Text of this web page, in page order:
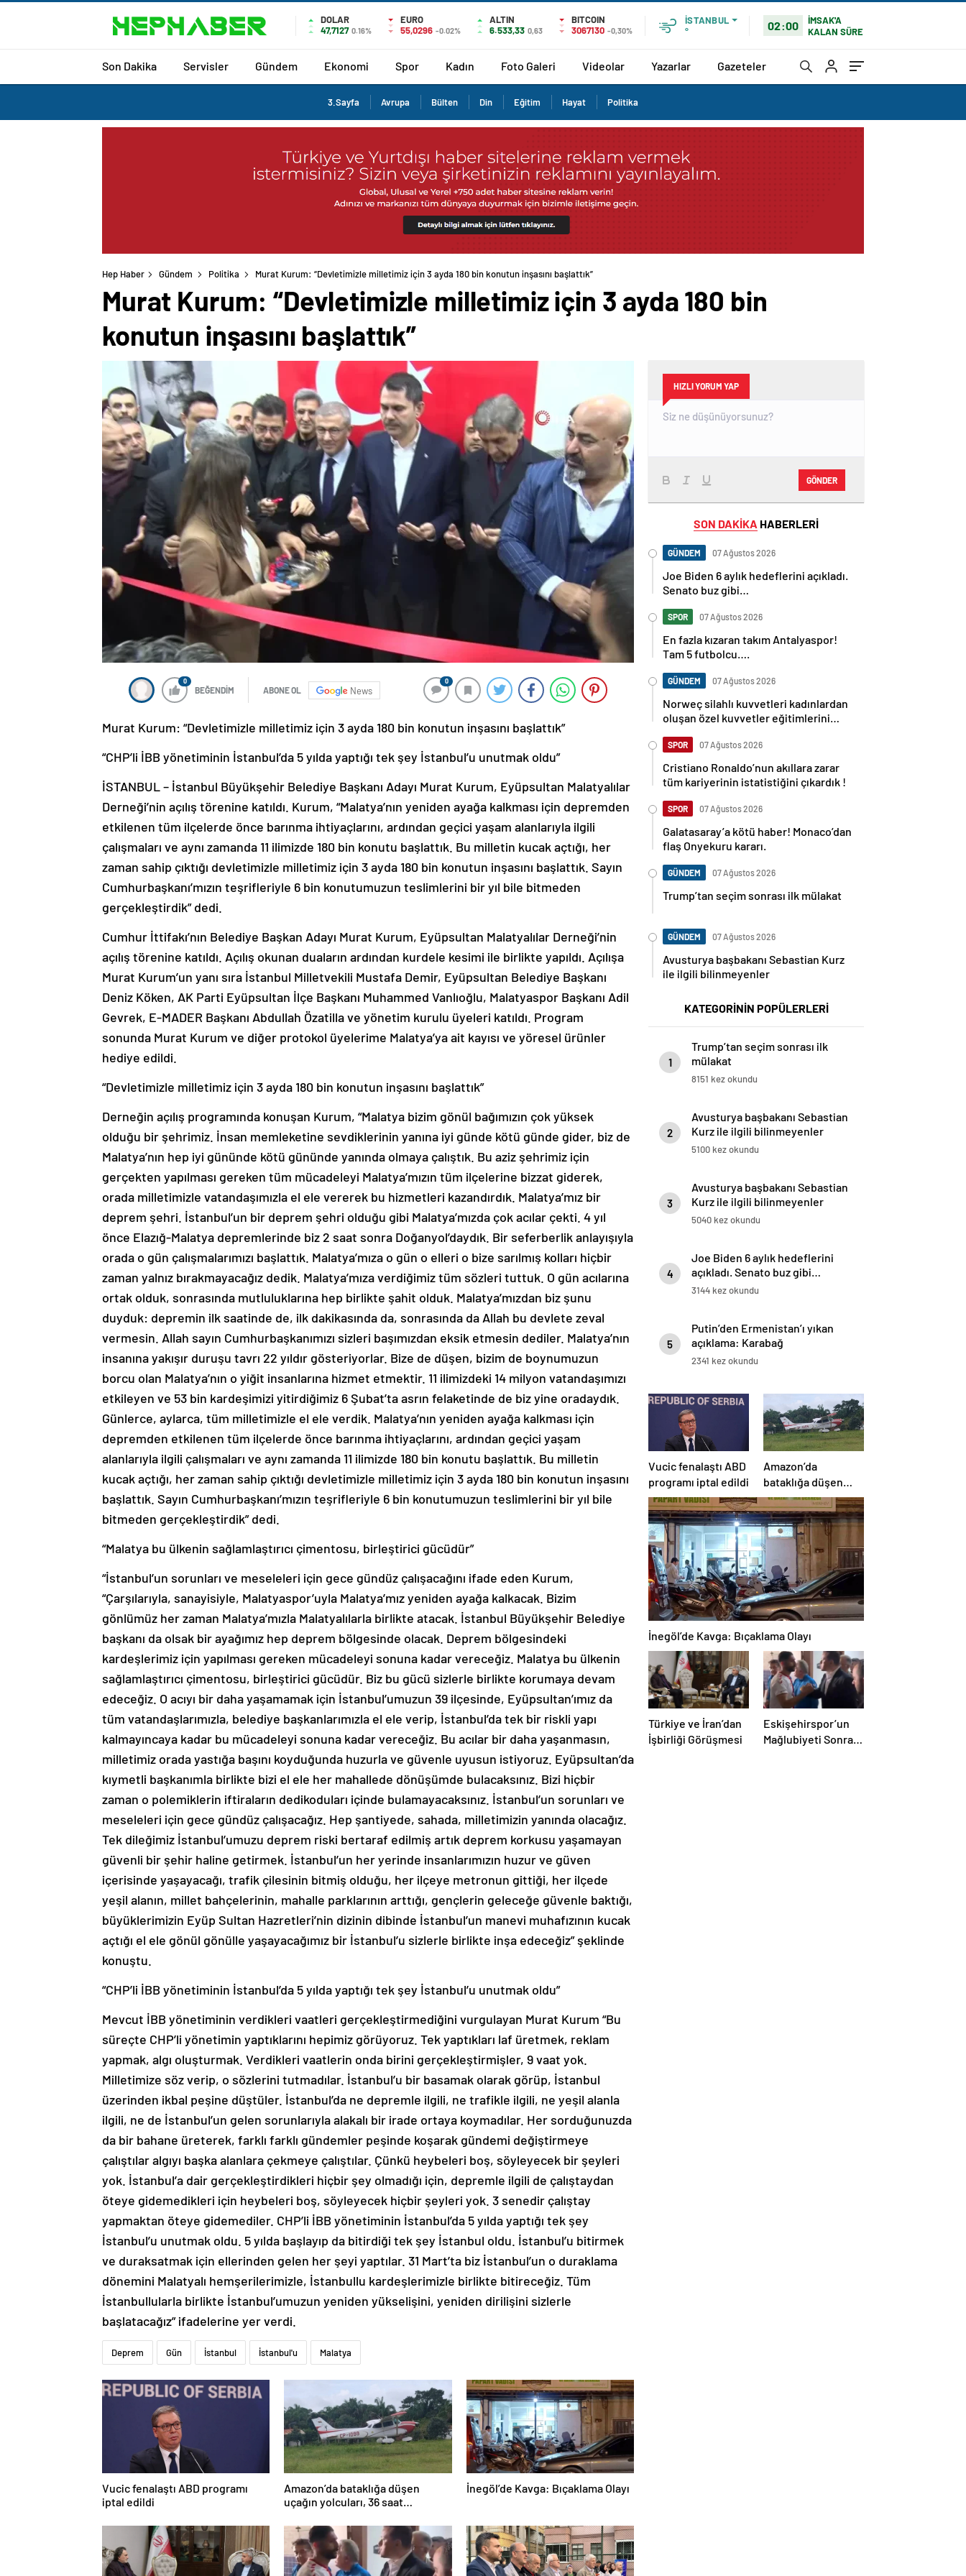
DOLAR
47,7127 0.16%
EURO
55,0296 -0.02%
ALTIN
6.533,33 0,63
BITCOIN
3067130 -0,30%
İSTANBUL
°
02:00
İMSAK'A
KALAN SÜRE
Son Dakika Servisler Gündem Ekonomi Spor Kadın Foto Galeri Videolar Yazarlar Gazeteler
3.Sayfa Avrupa Bülten Din Eğitim Hayat Politika
Hep Haber Gündem Politika Murat Kurum: “Devletimizle milletimiz için 3 ayda 180 bin konutun inşasını başlattık”
Murat Kurum: “Devletimizle milletimiz için 3 ayda 180 bin
konutun inşasını başlattık”
0
BEĞENDİM ABONE OL News
0
Murat Kurum: “Devletimizle milletimiz için 3 ayda 180 bin konutun inşasını başlattık”
“CHP’li İBB yönetiminin İstanbul’da 5 yılda yaptığı tek şey İstanbul’u unutmak oldu”
İSTANBUL – İstanbul Büyükşehir Belediye Başkanı Adayı Murat Kurum, Eyüpsultan Malatyalılar
Derneği’nin açılış törenine katıldı. Kurum, “Malatya’nın yeniden ayağa kalkması için depremden
etkilenen tüm ilçelerde önce barınma ihtiyaçlarını, ardından geçici yaşam alanlarıyla ilgili
çalışmaları ve aynı zamanda 11 ilimizde 180 bin konutu başlattık. Bu milletin kucak açtığı, her
zaman sahip çıktığı devletimizle milletimiz için 3 ayda 180 bin konutun inşasını başlattık. Sayın
Cumhurbaşkanı’mızın teşrifleriyle 6 bin konutumuzun teslimlerini bir yıl bile bitmeden
gerçekleştirdik” dedi.
Cumhur İttifakı’nın Belediye Başkan Adayı Murat Kurum, Eyüpsultan Malatyalılar Derneği’nin
açılış törenine katıldı. Açılış okunan duaların ardından kurdele kesimi ile birlikte yapıldı. Açılışa
Murat Kurum’un yanı sıra İstanbul Milletvekili Mustafa Demir, Eyüpsultan Belediye Başkanı
Deniz Köken, AK Parti Eyüpsultan İlçe Başkanı Muhammed Vanlıoğlu, Malatyaspor Başkanı Adil
Gevrek, E-MADER Başkanı Abdullah Özatilla ve yönetim kurulu üyeleri katıldı. Program
sonunda Murat Kurum ve diğer protokol üyelerime Malatya’ya ait kayısı ve yöresel ürünler
hediye edildi.
“Devletimizle milletimiz için 3 ayda 180 bin konutun inşasını başlattık”
Derneğin açılış programında konuşan Kurum, “Malatya bizim gönül bağımızın çok yüksek
olduğu bir şehrimiz. İnsan memleketine sevdiklerinin yanına iyi günde kötü günde gider, biz de
Malatya’nın hep iyi gününde kötü gününde yanında olmaya çalıştık. Bu aziz şehrimiz için
gerçekten yapılması gereken tüm mücadeleyi Malatya’mızın tüm ilçelerine bizzat giderek,
orada milletimizle vatandaşımızla el ele vererek bu hizmetleri kazandırdık. Malatya’mız bir
deprem şehri. İstanbul’un bir deprem şehri olduğu gibi Malatya’mızda çok acılar çekti. 4 yıl
önce Elazığ-Malatya depremlerinde biz 2 saat sonra Doğanyol’daydık. Bir seferberlik anlayışıyla
orada o gün çalışmalarımızı başlattık. Malatya’mıza o gün o elleri o bize sarılmış kolları hiçbir
zaman yalnız bırakmayacağız dedik. Malatya’mıza verdiğimiz tüm sözleri tuttuk. O gün acılarına
ortak olduk, sonrasında mutluluklarına hep birlikte şahit olduk. Malatya’mızdan biz şunu
duyduk: depremin ilk saatinde de, ilk dakikasında da, sonrasında da Allah bu devlete zeval
vermesin. Allah sayın Cumhurbaşkanımızı sizleri başımızdan eksik etmesin dediler. Malatya’nın
insanına yakışır duruşu tavrı 22 yıldır gösteriyorlar. Bize de düşen, bizim de boynumuzun
borcu olan Malatya’nın o yiğit insanlarına hizmet etmektir. 11 ilimizdeki 14 milyon vatandaşımızı
etkileyen ve 53 bin kardeşimizi yitirdiğimiz 6 Şubat’ta asrın felaketinde de biz yine oradaydık.
Günlerce, aylarca, tüm milletimizle el ele verdik. Malatya’nın yeniden ayağa kalkması için
depremden etkilenen tüm ilçelerde önce barınma ihtiyaçlarını, ardından geçici yaşam
alanlarıyla ilgili çalışmaları ve aynı zamanda 11 ilimizde 180 bin konutu başlattık. Bu milletin
kucak açtığı, her zaman sahip çıktığı devletimizle milletimiz için 3 ayda 180 bin konutun inşasını
başlattık. Sayın Cumhurbaşkanı’mızın teşrifleriyle 6 bin konutumuzun teslimlerini bir yıl bile
bitmeden gerçekleştirdik” dedi.
“Malatya bu ülkenin sağlamlaştırıcı çimentosu, birleştirici gücüdür”
“İstanbul’un sorunları ve meseleleri için gece gündüz çalışacağını ifade eden Kurum,
“Çarşılarıyla, sanayisiyle, Malatyaspor’uyla Malatya’mız yeniden ayağa kalkacak. Bizim
gönlümüz her zaman Malatya’mızla Malatyalılarla birlikte atacak. İstanbul Büyükşehir Belediye
başkanı da olsak bir ayağımız hep deprem bölgesinde olacak. Deprem bölgesindeki
kardeşlerimiz için yapılması gereken mücadeleyi sonuna kadar vereceğiz. Malatya bu ülkenin
sağlamlaştırıcı çimentosu, birleştirici gücüdür. Biz bu gücü sizlerle birlikte korumaya devam
edeceğiz. O acıyı bir daha yaşamamak için İstanbul’umuzun 39 ilçesinde, Eyüpsultan’ımız da
tüm vatandaşlarımızla, belediye başkanlarımızla el ele verip, İstanbul’da tek bir riskli yapı
kalmayıncaya kadar bu mücadeleyi sonuna kadar vereceğiz. Bu acılar bir daha yaşanmasın,
milletimiz orada yastığa başını koyduğunda huzurla ve güvenle uyusun istiyoruz. Eyüpsultan’da
kıymetli başkanımla birlikte bizi el ele her mahallede dönüşümde bulacaksınız. Bizi hiçbir
zaman o polemiklerin iftiraların dedikoduları içinde bulamayacaksınız. İstanbul’un sorunları ve
meseleleri için gece gündüz çalışacağız. Hep şantiyede, sahada, milletimizin yanında olacağız.
Tek dileğimiz İstanbul’umuzu deprem riski bertaraf edilmiş artık deprem korkusu yaşamayan
güvenli bir şehir haline getirmek. İstanbul’un her yerinde insanlarımızın huzur ve güven
içerisinde yaşayacağı, trafik çilesinin bitmiş olduğu, her ilçeye metronun gittiği, her ilçede
yeşil alanın, millet bahçelerinin, mahalle parklarının arttığı, gençlerin geleceğe güvenle baktığı,
büyüklerimizin Eyüp Sultan Hazretleri’nin dizinin dibinde İstanbul’un manevi muhafızının kucak
açtığı el ele gönül gönülle yaşayacağımız bir İstanbul’u sizlerle birlikte inşa edeceğiz” şeklinde
konuştu.
“CHP’li İBB yönetiminin İstanbul’da 5 yılda yaptığı tek şey İstanbul’u unutmak oldu”
Mevcut İBB yönetiminin verdikleri vaatleri gerçekleştirmediğini vurgulayan Murat Kurum “Bu
süreçte CHP’li yönetimin yaptıklarını hepimiz görüyoruz. Tek yaptıkları laf üretmek, reklam
yapmak, algı oluşturmak. Verdikleri vaatlerin onda birini gerçekleştirmişler, 9 vaat yok.
Milletimize söz verip, o sözlerini tutmadılar. İstanbul’u bir basamak olarak görüp, İstanbul
üzerinden ikbal peşine düştüler. İstanbul’da ne depremle ilgili, ne trafikle ilgili, ne yeşil alanla
ilgili, ne de İstanbul’un gelen sorunlarıyla alakalı bir irade ortaya koymadılar. Her sorduğunuzda
da bir bahane üreterek, farklı farklı gündemler peşinde koşarak gündemi değiştirmeye
çalıştılar algıyı başka alanlara çekmeye çalıştılar. Çünkü heybeleri boş, söyleyecek bir şeyleri
yok. İstanbul’a dair gerçekleştirdikleri hiçbir şey olmadığı için, depremle ilgili de çalıştaydan
öteye gidemedikleri için heybeleri boş, söyleyecek hiçbir şeyleri yok. 3 senedir çalıştay
yapmaktan öteye gidemediler. CHP’li İBB yönetiminin İstanbul’da 5 yılda yaptığı tek şey
İstanbul’u unutmak oldu. 5 yılda başlayıp da bitirdiği tek şey İstanbul oldu. İstanbul’u bitirmek
ve duraksatmak için ellerinden gelen her şeyi yaptılar. 31 Mart’ta biz İstanbul’un o duraklama
dönemini Malatyalı hemşerilerimizle, İstanbullu kardeşlerimizle birlikte bitireceğiz. Tüm
İstanbullularla birlikte İstanbul’umuzun yeniden yükselişini, yeniden dirilişini sizlerle
başlatacağız” ifadelerine yer verdi.
Deprem Gün İstanbul İstanbul'u Malatya
Vucic fenalaştı ABD programı
iptal edildi
Amazon’da bataklığa düşen
uçağın yolcuları, 36 saat
İnegöl’de Kavga: Bıçaklama Olayı
HIZLI YORUM YAP
GÖNDER
SON DAKİKA HABERLERİ
GÜNDEM 07 Ağustos 2026
Joe Biden 6 aylık hedeflerini açıkladı.
Senato buz gibi…
SPOR 07 Ağustos 2026
En fazla kızaran takım Antalyaspor!
Tam 5 futbolcu….
GÜNDEM 07 Ağustos 2026
Norweç silahlı kuvvetleri kadınlardan
oluşan özel kuvvetler eğitimlerini
SPOR 07 Ağustos 2026
Cristiano Ronaldo’nun akıllara zarar
tüm kariyerinin istatistiğini çıkardık !
SPOR 07 Ağustos 2026
Galatasaray’a kötü haber! Monaco’dan
flaş Onyekuru kararı.
GÜNDEM 07 Ağustos 2026
Trump’tan seçim sonrası ilk mülakat
GÜNDEM 07 Ağustos 2026
Avusturya başbakanı Sebastian Kurz
ile ilgili bilinmeyenler
KATEGORİNİN POPÜLERLERİ
1
Trump’tan seçim sonrası ilk
mülakat
8151 kez okundu
2
Avusturya başbakanı Sebastian
Kurz ile ilgili bilinmeyenler
5100 kez okundu
3
Avusturya başbakanı Sebastian
Kurz ile ilgili bilinmeyenler
5040 kez okundu
4
Joe Biden 6 aylık hedeflerini
açıkladı. Senato buz gibi…
3144 kez okundu
5
Putin’den Ermenistan’ı yıkan
açıklama: Karabağ
Azerbaycan’ın ayrılmaz bir
2341 kez okundu
Vucic fenalaştı ABD
programı iptal edildi
Amazon’da
bataklığa düşen
uçağın yolcuları, 36
saat kurtarılmayı
bekledi
İnegöl’de Kavga: Bıçaklama Olayı
Türkiye ve İran’dan
İşbirliği Görüşmesi
Eskişehirspor’un
Mağlubiyeti Sonrası